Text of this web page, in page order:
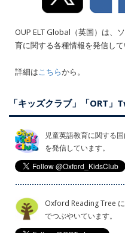
OUP ELT Global（英国）は、
育に関する各種情報を発信して
詳細はこちらから。
「キッズクラブ」「ORT
児童英語教育に関する
を発信しています。
Oxford Reading Tree
でつぶやいています。